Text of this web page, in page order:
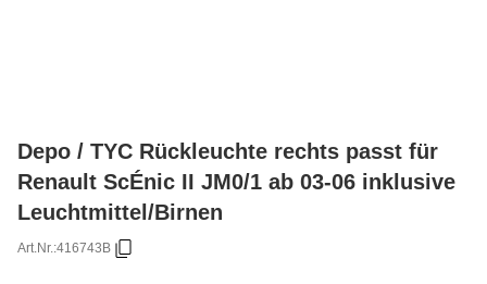
Depo / TYC Rückleuchte rechts passt für
Renault ScÉnic II JM0/1 ab 03-06 inklusive
Leuchtmittel/Birnen
Art.Nr.:416743B